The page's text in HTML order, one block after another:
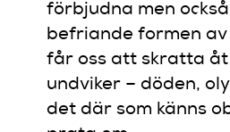
förbjudna men
befriande formen av
får oss att skratta
undviker – döden,
det där som känns